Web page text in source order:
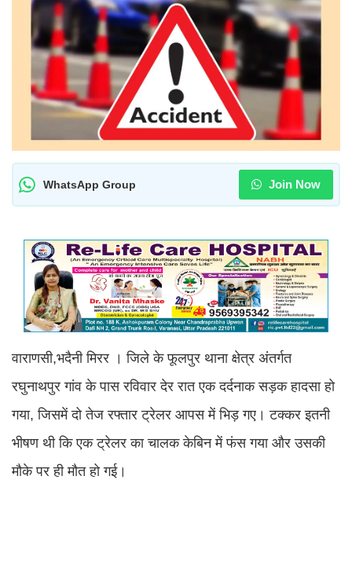
WhatsApp Group Join Now
वाराणसी,भदैनी मिरर । जिले के फूलपुर थाना क्षेत्र अंतर्गत
रघुनाथपुर गांव के पास रविवार देर रात एक दर्दनाक सड़क हादसा हो
गया, जिसमें दो तेज रफ्तार ट्रेलर आपस में भिड़ गए। टक्कर इतनी
भीषण थी कि एक ट्रेलर का चालक केबिन में फंस गया और उसकी
मौके पर ही मौत हो गई।